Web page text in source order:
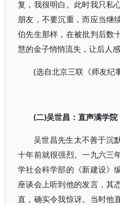
复，我很明白。此时我只私
朋友，不要沉重，而应当继
伯先生那样，在被批判后数
慧的金子悄悄流失，让后人感
(选自北京三联《师友纪
(二)吴世昌：直声满学院
吴世昌先生太不善于沉
十年前就很强烈。一九六三
学社会科学部的《新建设》
座谈会上听到他的发言，其
直，确实令我惊讶。当时他